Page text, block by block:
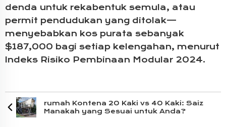
denda untuk rekabentuk semula, atau
permit pendudukan yang ditolak—
menyebabkan kos purata sebanyak
$187,000 bagi setiap kelengahan, menurut
Indeks Risiko Pembinaan Modular 2024.
rumah Kontena 20 Kaki vs 40 Kaki: Saiz
Manakah yang Sesuai untuk Anda?